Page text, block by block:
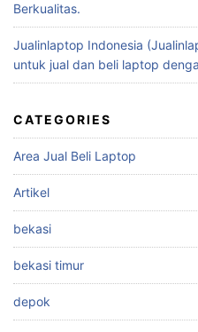
Berkualitas.
Jualinlaptop Indonesia
untuk jual dan beli laptop
CATEGORIES
Area Jual Beli Laptop
Artikel
bekasi
bekasi timur
depok